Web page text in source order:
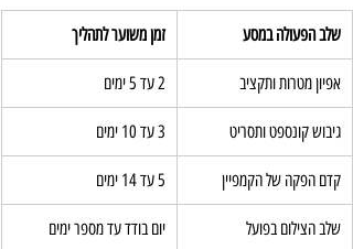
שלב הפעולה במסע זמן משוער לתהליך
אפיון מטרות ותקציב 2 עד 5 ימים
גיבוש קונספט ותסריט 3 עד 10 ימים
קדם הפקה של הקמפיין 5 עד 14 ימים
שלב הצילום בפועל יום בודד עד מספר ימים